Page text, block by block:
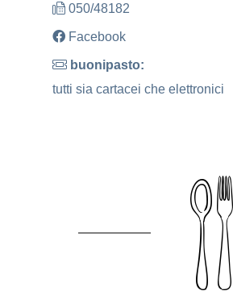
050/48182
Facebook
buonipasto:
tutti sia cartacei che elettronici